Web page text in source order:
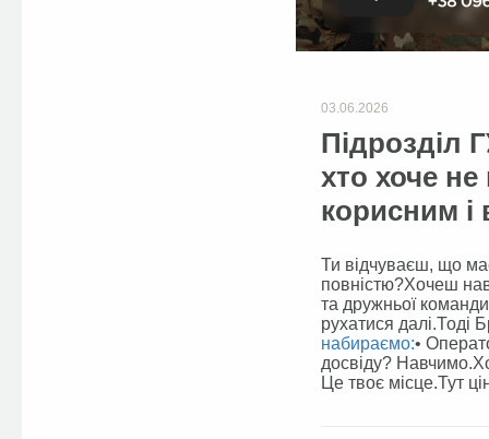
03.06.2026
Підрозділ
хто хоче
корисним
Ти відчуваєш, що
повністю?Хочеш
та дружньої
рухатися далі.Тоді
набираємо:•
досвіду?
Це твоє місце.Тут